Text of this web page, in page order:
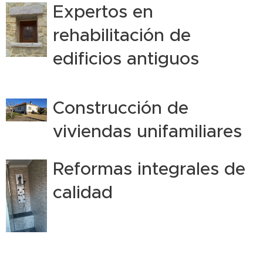
Expertos en
rehabilitación de
edificios antiguos
Construcción de
viviendas unifamiliares
Reformas integrales de
calidad